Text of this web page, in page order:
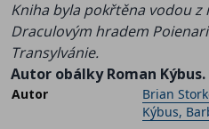
Kniha byla pokřtěna vodou z
Draculovým hradem
Transylvánie.
Autor obálky Roman Kýbus.
Autor
Brian
Kýbus,